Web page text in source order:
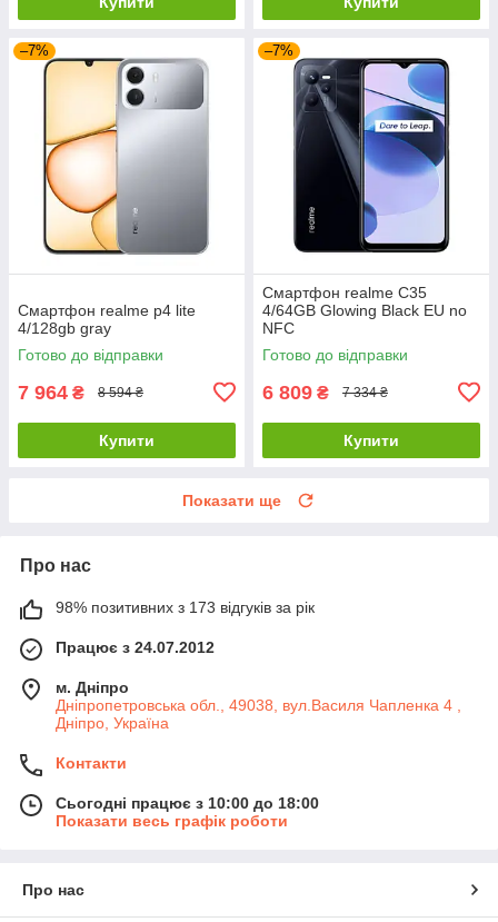
–7%
Смартфон realme p4 lite
4/128gb gray
Готово до відправки
7 964 ₴ 8 594 ₴
Купити
–7%
Смартфон realme C35
4/64GB Glowing Black EU no
NFC
Готово до відправки
6 809 ₴ 7 334 ₴
Купити
Показати ще
Про нас
98% позитивних з 173 відгуків за рік
Працює з 24.07.2012
м. Дніпро
Дніпропетровська обл., 49038, вул.Василя Чапленка 4 ,
Дніпро, Україна
Контакти
Сьогодні працює з 10:00 до 18:00
Показати весь графік роботи
Про нас